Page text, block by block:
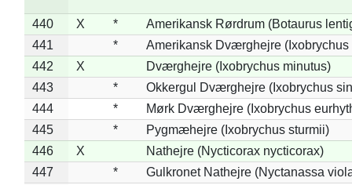
440 X *
Amerikansk Rørdrum (Botaurus
441
*
Amerikansk Dværghejre (Ixobrychus
442
X
Dværghejre (Ixobrychus minutus)
443
*
Okkergul Dværghejre (Ixobrychus
444
*
Mørk Dværghejre (Ixobrychus
445
*
Pygmæhejre (Ixobrychus sturmii)
446
X
Nathejre (Nycticorax nycticorax)
447
*
Gulkronet Nathejre (Nyctanassa